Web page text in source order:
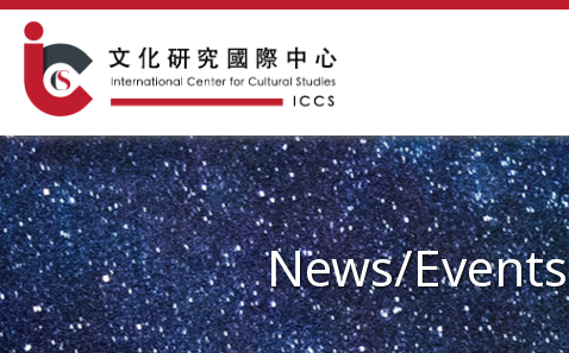
News/Events